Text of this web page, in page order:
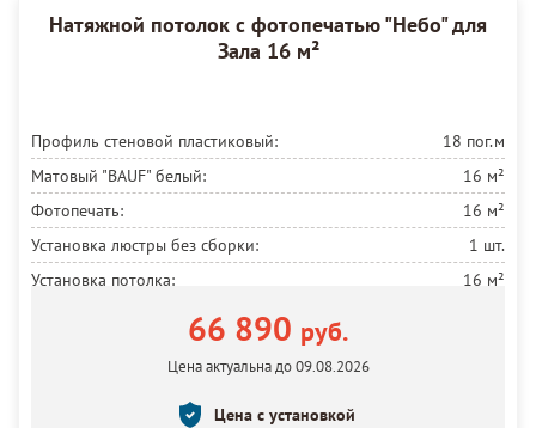
Натяжной потолок с фотопечатью "Небо" для
Зала 16 м²
Профиль стеновой пластиковый:
18 пог.м
Матовый "BAUF" белый:
16 м²
Фотопечать:
16 м²
Установка люстры без сборки:
1 шт.
Установка потолка:
16 м²
66 890 руб.
Цена актуальна до 09.08.2026
Цена с установкой